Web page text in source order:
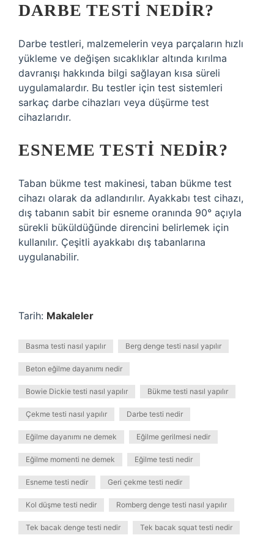
DARBE TESTI NEDIR?
Darbe testleri, malzemelerin veya parçaların hızlı
yükleme ve değişen sıcaklıklar altında kırılma
davranışı hakkında bilgi sağlayan kısa süreli
uygulamalardır. Bu testler için test sistemleri
sarkaç darbe cihazları veya düşürme test
cihazlarıdır.
ESNEME TESTI NEDIR?
Taban bükme test makinesi, taban bükme test
cihazı olarak da adlandırılır. Ayakkabı test cihazı,
dış tabanın sabit bir esneme oranında 90° açıyla
sürekli büküldüğünde direncini belirlemek için
kullanılır. Çeşitli ayakkabı dış tabanlarına
uygulanabilir.
Tarih: Makaleler
Basma testi nasıl yapılır Berg denge testi nasıl yapılır
Beton eğilme dayanımı nedir
Bowie Dickie testi nasıl yapılır Bükme testi nasıl yapılır
Çekme testi nasıl yapılır Darbe testi nedir
Eğilme dayanımı ne demek Eğilme gerilmesi nedir
Eğilme momenti ne demek Eğilme testi nedir
Esneme testi nedir Geri çekme testi nedir
Kol düşme testi nedir Romberg denge testi nasıl yapılır
Tek bacak denge testi nedir Tek bacak squat testi nedir